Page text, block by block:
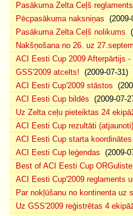
Pasākuma Zelta Ceļš reglaments
Pēcpasākuma naksniņas (2009-
Pasākuma Zelta Ceļš nolikums
Nakšņošana no 26. uz
ACI Eesti Cup 2009 Afterpārtijs -
GSS'2009 atcelts! (2009-07-31)
ACI Eesti Cup'2009 stāstos
ACI Eesti Cup bildēs (2009-07-
Uz Zelta ceļu pieteiktas 24
ACI Eesti Cup rezultāti (atjaunoti)
ACI Eesti Cup starta koordinātes
ACI Eesti Cup leģendas (2009-
Best of ACI Eesti Cup
ACI Eesti Cup'2009 reglaments
Par nokļūšanu no kontinenta uz
Uz GSS'2009 reģistrētas 4